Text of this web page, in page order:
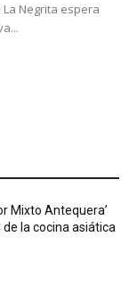
Negrita espera
Mixto Antequera’
la cocina asiática